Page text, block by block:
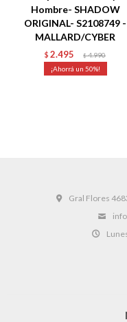
Hombre- SHADOW
ORIGINAL- S2108749 -
MALLARD/CYBER
$ 2.495 $ 4.990
50
Gral Flores